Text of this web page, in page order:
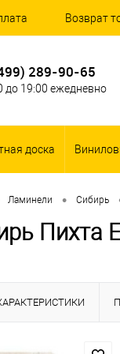
Возврат
289-90-65
до 19:00 ежедневно
доска
Ламинели • Сибирь
Пихта